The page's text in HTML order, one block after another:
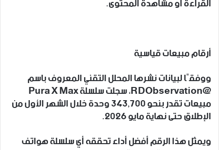
أرقام مبيعات قياسية
ووفقًا لبيانات نشرها المحلل التقني المعروف باسم
@RDObservation، سجلت سلسلة Pura X Max
مبيعات تقدر بنحو 343,700 وحدة خلال الشهر الأول من
الإطلاق حتى نهاية مايو 2026.
ويمثل هذا الرقم أفضل أداء تحققه أي سلسلة هواتف